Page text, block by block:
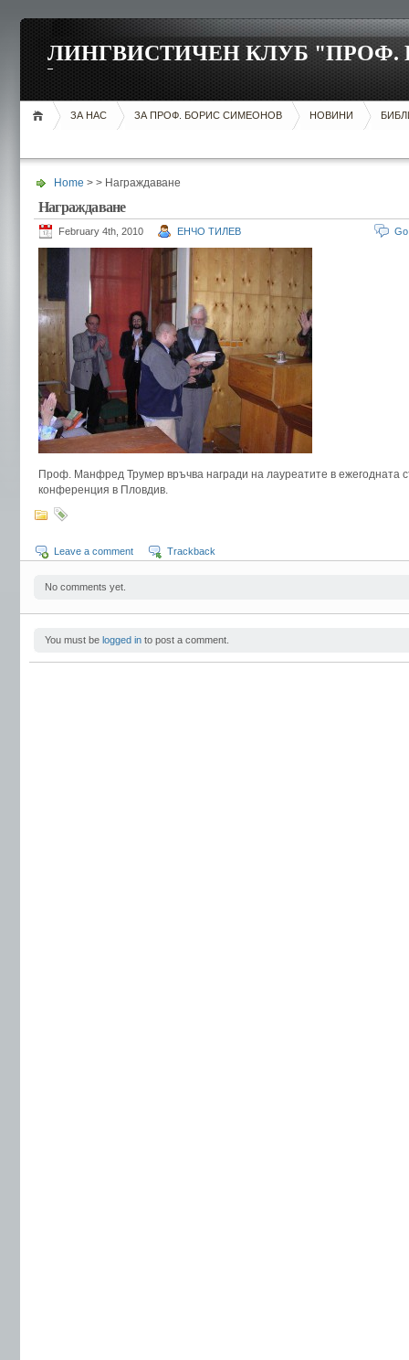
ЛИНГВИСТИЧЕН КЛУБ
ЗА НАС ЗА ПРОФ. БОРИС СИМЕОНОВ НОВИНИ
Home > > Награждаване
Награждаване
February 4th, 2010 ЕНЧО ТИЛЕВ
Проф. Манфред Трумер връчва награди на лауреатите в ежегодната
конференция в Пловдив.
Leave a comment Trackback
No comments yet.
You must be logged in to post a comment.